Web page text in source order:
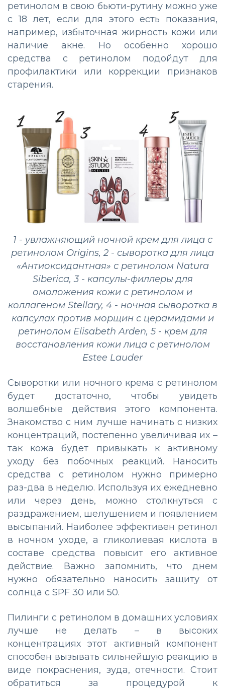
ретинолом в свою бьюти-рутину можно уже
с 18 лет, если для этого есть показания,
например, избыточная жирность кожи или
наличие акне. Но особенно хорошо
средства с ретинолом подойдут для
профилактики или коррекции признаков
старения.
1 - увлажняющий ночной крем для лица с
ретинолом Origins, 2 - сыворотка для лица
«Антиоксидантная» с ретинолом Natura
Siberica, 3 - капсулы-филлеры для
омоложения кожи c ретинолом и
коллагеном Stellary, 4 - ночная сыворотка в
капсулах против морщин с церамидами и
ретинолом Elisabeth Arden, 5 - крем для
восстановления кожи лица с ретинолом
Estee Lauder
Сыворотки или ночного крема с ретинолом
будет достаточно, чтобы увидеть
волшебные действия этого компонента.
Знакомство с ним лучше начинать с низких
концентраций, постепенно увеличивая их –
так кожа будет привыкать к активному
уходу без побочных реакций. Наносить
средства с ретинолом нужно примерно
раз-два в неделю. Используя их ежедневно
или через день, можно столкнуться с
раздражением, шелушением и появлением
высыпаний. Наиболее эффективен ретинол
в ночном уходе, а гликолиевая кислота в
составе средства повысит его активное
действие. Важно запомнить, что днем
нужно обязательно наносить защиту от
солнца с SPF 30 или 50.
Пилинги с ретинолом в домашних условиях
лучше не делать – в высоких
концентрациях этот активный компонент
способен вызывать сильнейшую реакцию в
виде покраснения, зуда, отечности. Стоит
обратиться за процедурой к